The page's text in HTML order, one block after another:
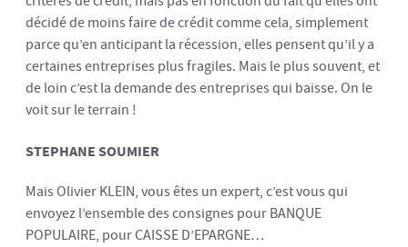
décidé de moins faire de crédit comme cela, simplement
parce qu’en anticipant la récession, elles pensent qu’il y a
certaines entreprises plus fragiles. Mais le plus souvent, et
de loin c’est la demande des entreprises qui baisse. On le
voit sur le terrain !
STEPHANE SOUMIER
Mais Olivier KLEIN, vous êtes un expert, c’est vous qui
envoyez l’ensemble des consignes pour BANQUE
POPULAIRE, pour CAISSE D’EPARGNE…